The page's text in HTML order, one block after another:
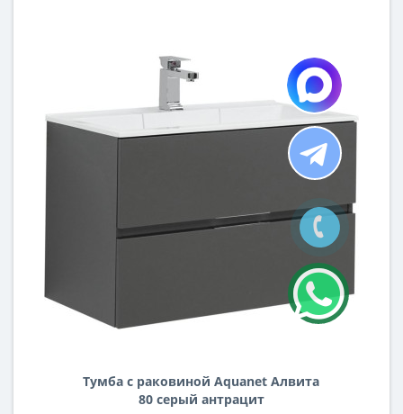
Тумба с раковиной Aquanet Алвита
80 серый антрацит